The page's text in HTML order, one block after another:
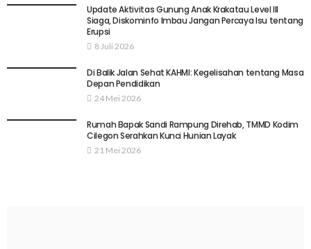
Update Aktivitas Gunung Anak Krakatau Level III
Siaga, Diskominfo Imbau Jangan Percaya Isu tentang
Erupsi
8 Juli 2026
Di Balik Jalan Sehat KAHMI: Kegelisahan tentang Masa
Depan Pendidikan
24 Mei 2026
Rumah Bapak Sandi Rampung Direhab, TMMD Kodim
Cilegon Serahkan Kunci Hunian Layak
21 Mei 2026